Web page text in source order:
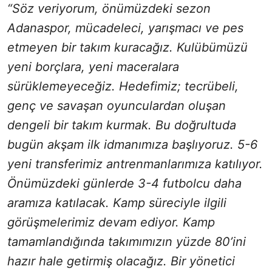
“Söz veriyorum, önümüzdeki sezon
Adanaspor, mücadeleci, yarışmacı ve pes
etmeyen bir takım kuracağız. Kulübümüzü
yeni borçlara, yeni maceralara
sürüklemeyeceğiz. Hedefimiz; tecrübeli,
genç ve savaşan oyunculardan oluşan
dengeli bir takım kurmak. Bu doğrultuda
bugün akşam ilk idmanımıza başlıyoruz. 5-6
yeni transferimiz antrenmanlarımıza katılıyor.
Önümüzdeki günlerde 3-4 futbolcu daha
aramıza katılacak. Kamp süreciyle ilgili
görüşmelerimiz devam ediyor. Kamp
tamamlandığında takımımızın yüzde 80’ini
hazır hale getirmiş olacağız. Bir yönetici